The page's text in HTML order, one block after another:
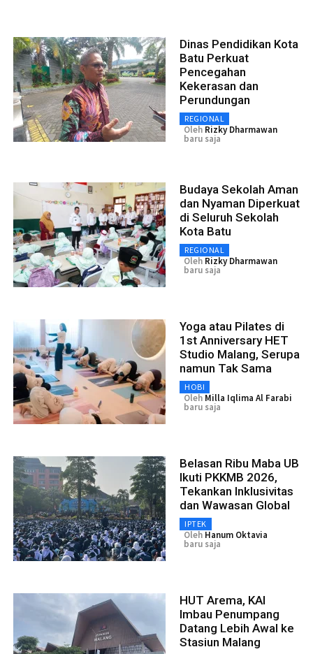
Dinas Pendidikan Kota
Batu Perkuat
Pencegahan
Kekerasan dan
Perundungan
REGIONAL
Oleh Rizky Dharmawan
baru saja
Budaya Sekolah Aman
dan Nyaman Diperkuat
di Seluruh Sekolah
Kota Batu
REGIONAL
Oleh Rizky Dharmawan
baru saja
Yoga atau Pilates di
1st Anniversary HET
Studio Malang, Serupa
namun Tak Sama
HOBI
Oleh Milla Iqlima Al Farabi
baru saja
Belasan Ribu Maba UB
Ikuti PKKMB 2026,
Tekankan Inklusivitas
dan Wawasan Global
IPTEK
Oleh Hanum Oktavia
baru saja
HUT Arema, KAI
Imbau Penumpang
Datang Lebih Awal ke
Stasiun Malang